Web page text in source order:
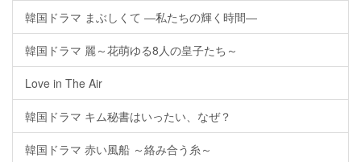
韓国ドラマ まぶしくて ―私たちの輝く時間―
韓国ドラマ 麗～花萌ゆる8人の皇子たち～
Love in The Air
韓国ドラマ キム秘書はいったい、なぜ？
韓国ドラマ 赤い風船 ～絡み合う糸～